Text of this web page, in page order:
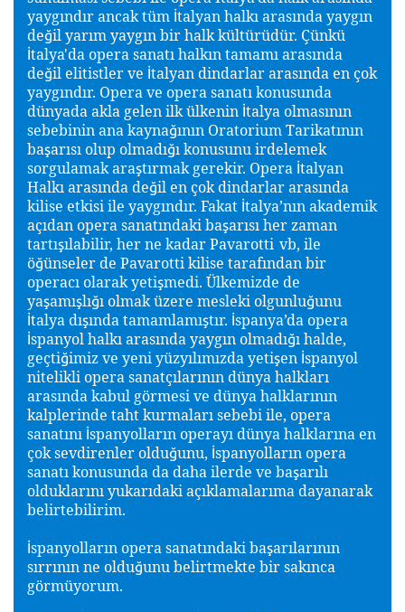
yaygındır ancak tüm İtalyan halkı arasında yaygın
değil yarım yaygın bir halk kültürüdür. Çünkü
İtalya'da opera sanatı halkın tamamı arasında
değil elitistler ve İtalyan dindarlar arasında en çok
yaygındır. Opera ve opera sanatı konusunda
dünyada akla gelen ilk ülkenin İtalya olmasının
sebebinin ana kaynağının Oratorium Tarikatının
başarısı olup olmadığı konusunu irdelemek
sorgulamak araştırmak gerekir. Opera İtalyan
Halkı arasında değil en çok dindarlar arasında
kilise etkisi ile yaygındır. Fakat İtalya’nın akademik
açıdan opera sanatındaki başarısı her zaman
tartışılabilir, her ne kadar Pavarotti vb, ile
öğünseler de Pavarotti kilise tarafından bir
operacı olarak yetişmedi. Ülkemizde de
yaşamışlığı olmak üzere mesleki olgunluğunu
İtalya dışında tamamlamıştır. İspanya’da opera
İspanyol halkı arasında yaygın olmadığı halde,
geçtiğimiz ve yeni yüzyılımızda yetişen İspanyol
nitelikli opera sanatçılarının dünya halkları
arasında kabul görmesi ve dünya halklarının
kalplerinde taht kurmaları sebebi ile, opera
sanatını İspanyolların operayı dünya halklarına en
çok sevdirenler olduğunu, İspanyolların opera
sanatı konusunda da daha ilerde ve başarılı
olduklarını yukarıdaki açıklamalarıma dayanarak
belirtebilirim.
İspanyolların opera sanatındaki başarılarının
sırrının ne olduğunu belirtmekte bir sakınca
görmüyorum.